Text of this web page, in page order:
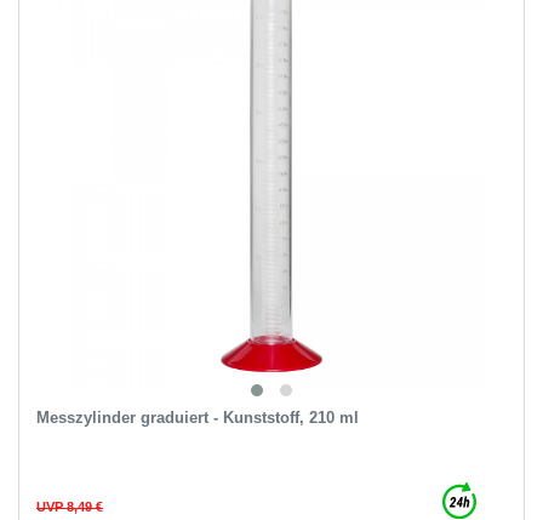
Messzylinder graduiert - Kunststoff, 210 ml
UVP 8,49 €